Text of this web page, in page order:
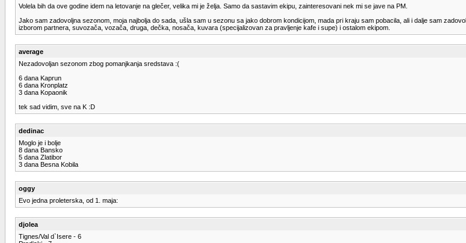
Volela bih da ove godine idem na letovanje na glečer, velika mi je želja. Samo da sastavim ekipu, zainteresovani nek mi se jave na PM.
Jako sam zadovoljna sezonom, moja najbolja do sada, ušla sam u sezonu sa jako dobrom kondicijom, mada pri kraju sam pobacila, ali i dalje sam
izborom partnera, suvozača, vozača, druga, dečka, nosača, kuvara (specijalizovan za pravljenje kafe i supe) i ostalom ekipom.
average
Nezadovoljan sezonom zbog pomanjkanja sredstava :(
6 dana Kaprun
6 dana Kronplatz
3 dana Kopaonik
tek sad vidim, sve na K :D
dedinac
Moglo je i bolje
8 dana Bansko
5 dana Zlatibor
3 dana Besna Kobila
oggy
Evo jedna proleterska, od 1. maja:
djolea
Tignes/Val d`Isere - 6